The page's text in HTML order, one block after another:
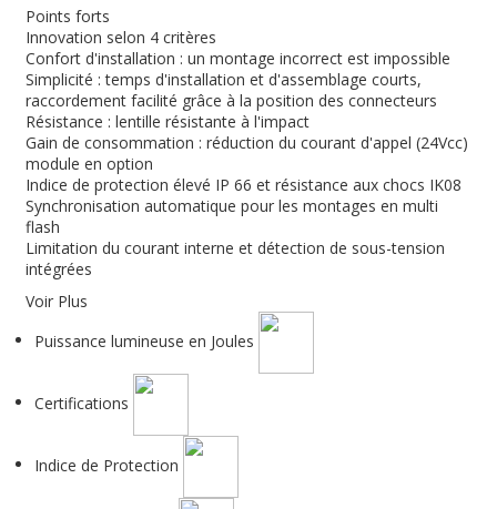
Points forts
Innovation selon 4 critères
Confort d'installation : un montage incorrect est impossible
Simplicité : temps d'installation et d'assemblage courts,
raccordement facilité grâce à la position des connecteurs
Résistance : lentille résistante à l'impact
Gain de consommation : réduction du courant d'appel (24Vcc)
module en option
Indice de protection élevé IP 66 et résistance aux chocs IK08
Synchronisation automatique pour les montages en multi
flash
Limitation du courant interne et détection de sous-tension
intégrées
Voir Plus
Puissance lumineuse en Joules
Certifications
Indice de Protection